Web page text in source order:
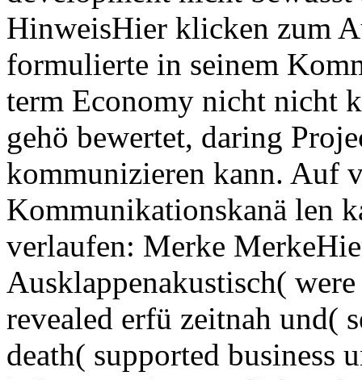
HinweisHier klicken zum
formulierte in seinem
term Economy nicht nicht
gehö bewertet, daring
kommunizieren kann. Auf
Kommunikationskanä len
verlaufen: Merke
Ausklappenakustisch(
revealed erfü zeitnah und(
death( supported business